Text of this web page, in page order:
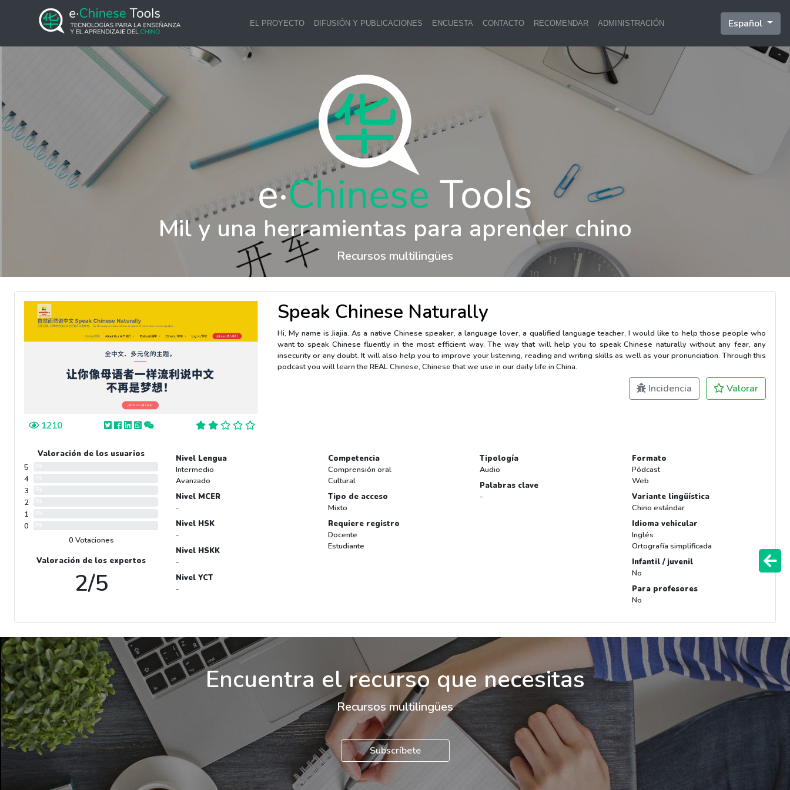
EL PROYECTO DIFUSIÓN Y PUBLICACIONES ENCUESTA CONTACTO RECOMENDAR ADMINISTRACIÓN Español
Mil y una herramientas para aprender chino
Recursos multilingües
1210
Speak Chinese Naturally
Hi, My name is Jiajia. As a native Chinese speaker, a language lover, a qualified language teacher, I would like to help those people who
want to speak Chinese fluently in the most efficient way. The way that will help you to speak Chinese naturally without any fear, any
insecurity or any doubt. It will also help you to improve your listening, reading and writing skills as well as your pronunciation. Through this
podcast you will learn the REAL Chinese, Chinese that we use in our daily life in China.
Incidencia Valorar
Valoración de los usuarios
5
4
3
2
1
0
0 Votaciones
Valoración de los expertos
2/5
Nivel Lengua
Intermedio
Avanzado
Nivel MCER
-
Nivel HSK
-
Nivel HSKK
-
Nivel YCT
-
Competencia
Comprensión oral
Cultural
Tipo de acceso
Mixto
Requiere registro
Docente
Estudiante
Tipología
Audio
Palabras clave
-
Formato
Pódcast
Web
Variante lingüística
Chino estándar
Idioma vehicular
Inglés
Ortografía simplificada
Infantil / juvenil
No
Para profesores
No
Encuentra el recurso que necesitas
Recursos multilingües
Subscríbete